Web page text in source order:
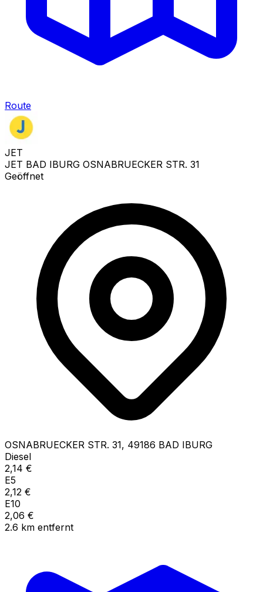
Route
JET
JET BAD IBURG OSNABRUECKER STR. 31
Geöffnet
OSNABRUECKER STR. 31, 49186 BAD IBURG
Diesel
2,14 €
E5
2,12 €
E10
2,06 €
2.6 km entfernt